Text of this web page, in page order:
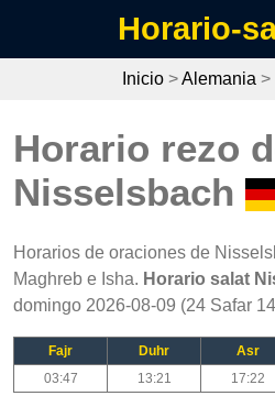
Horario-
Inicio>Alemania >
Horario rezo
Nisselsbach
Horarios de oraciones de
Maghreb e Isha. Horario salat
domingo 2026-08-09 (24 Safar
Fajr Duhr Asr
03:47
13:21 17:22